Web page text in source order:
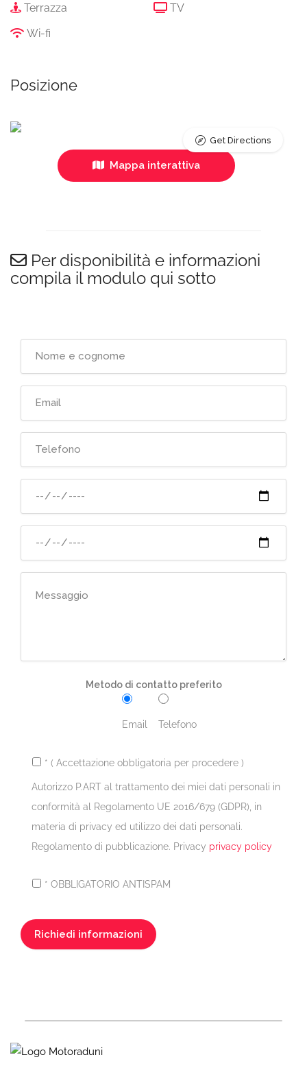
Terrazza
TV
Wi-fi
Posizione
Mappa interattiva
Get Directions
Per disponibilità e informazioni
compila il modulo qui sotto
Metodo di contatto preferito
Email Telefono
* ( Accettazione obbligatoria per procedere )
Autorizzo P.ART al trattamento dei miei dati personali in
conformità al Regolamento UE 2016/679 (GDPR), in
materia di privacy ed utilizzo dei dati personali.
Regolamento di pubblicazione. Privacy privacy policy
* OBBLIGATORIO ANTISPAM